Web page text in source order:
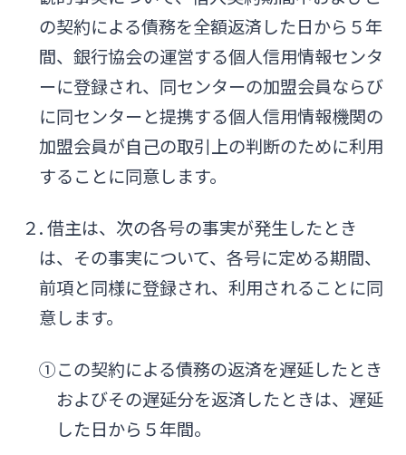
の契約による債務を全額返済した日から５年
間、銀行協会の運営する個人信用情報センタ
ーに登録され、同センターの加盟会員ならび
に同センターと提携する個人信用情報機関の
加盟会員が自己の取引上の判断のために利用
することに同意します。
２. 借主は、次の各号の事実が発生したとき
は、その事実について、各号に定める期間、
前項と同様に登録され、利用されることに同
意します。
①この契約による債務の返済を遅延したとき
およびその遅延分を返済したときは、遅延
した日から５年間。